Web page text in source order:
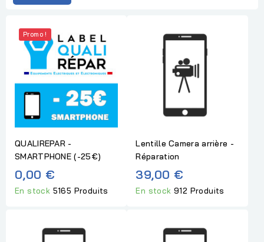
Promo !
QUALIREPAR -
SMARTPHONE (-25€)
0,00 €
En stock 5165 Produits
Lentille Camera arrière -
Réparation
39,00 €
En stock912 Produits